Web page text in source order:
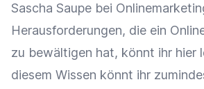
Sascha Saupe bei
Herausforderungen, die ein
zu bewältigen hat, könnt ihr hier
diesem Wissen könnt ihr